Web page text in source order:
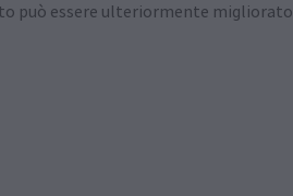
può essere ulteriormente